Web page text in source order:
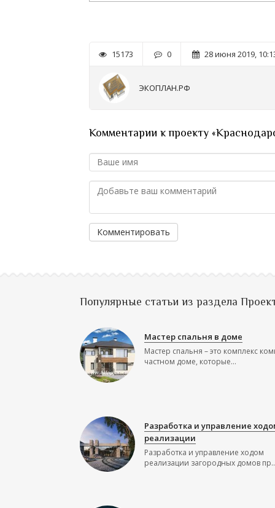
15173 0 28 июня 2019,
ЭКОПЛАН.РФ
Комментарии к проекту
Комментировать
Популярные статьи из раздела
Мастер спальня в доме
Мастер спальня – это комплекс
частном доме, которые...
Разработка и управление
реализации
Разработка и управление ходом
реализации загородных домов